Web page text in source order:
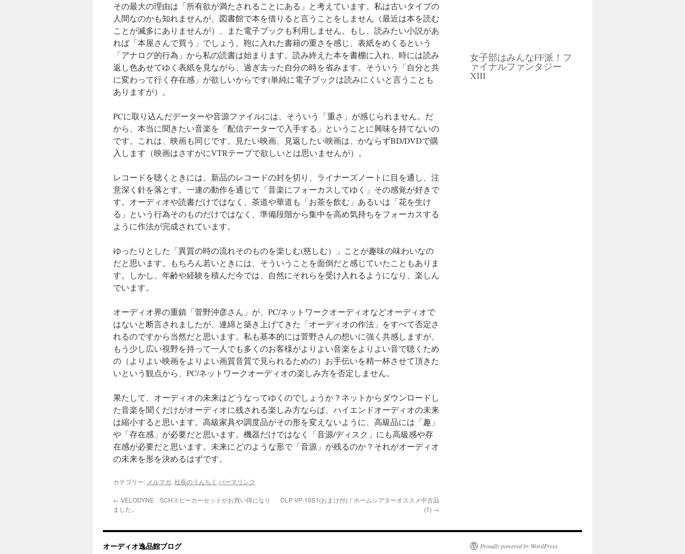
その最大の理由は「所有欲が満たされることにある」と考えています。私は古いタイプの
人間なのかも知れませんが、図書館で本を借りると言うことをしません（最近は本を読む
ことが滅多にありませんが）、また電子ブックも利用しません。もし、読みたい小説があ
れば「本屋さんで買う」でしょう。鞄に入れた書籍の重さを感じ、表紙をめくるという
「アナログ的行為」から私の読書は始まります。読み終えた本を書棚に入れ、時には読み
返し色あせてゆく表紙を見ながら、過ぎ去った自分の時を省みます。そういう「自分と共
に変わって行く存在感」が欲しいからです(単純に電子ブックは読みにくいと言うことも
ありますが）。
PCに取り込んだデーターや音源ファイルには、そういう「重さ」が感じられません。だ
から、本当に聞きたい音楽を「配信データーで入手する」ということに興味を持てないの
です。これは、映画も同じです。見たい映画、見返したい映画は、かならずBD/DVDで購
入します（映画はさすがにVTRテープで欲しいとは思いませんが）。
レコードを聴くときには、新品のレコードの封を切り、ライナーズノートに目を通し、注
意深く針を落とす。一連の動作を通じて「音楽にフォーカスしてゆく」その感覚が好きで
す。オーディオや読書だけではなく、茶道や華道も「お茶を飲む」あるいは「花を生け
る」という行為そのものだけではなく、準備段階から集中を高め気持ちをフォーカスする
ように作法が完成されています。
ゆったりとした「異質の時の流れそのものを楽しむ(慈しむ）」ことが趣味の味わいなの
だと思います。もちろん若いときには、そういうことを面倒だと感じていたこともありま
す。しかし、年齢や経験を積んだ今では、自然にそれらを受け入れるようになり、楽しん
でいます。
オーディオ界の重鎮「菅野沖彦さん」が、PC/ネットワークオーディオなどオーディオで
はないと断言されましたが、連綿と築き上げてきた「オーディオの作法」をすべて否定さ
れるのですから当然だと思います。私も基本的には菅野さんの想いに強く共感しますが、
もう少し広い視野を持って一人でも多くのお客様がよりよい音楽をよりよい音で聴くため
の（よりよい映画をよりよい画質音質で見られるための）お手伝いを精一杯させて頂きた
いという観点から、PC/ネットワークオーディオの楽しみ方を否定しません。
果たして、オーディオの未来はどうなってゆくのでしょうか？ネットからダウンロードし
た音楽を聞くだけがオーディオに残される楽しみ方ならば、ハイエンドオーディオの未来
は縮小すると思います。高級家具や調度品がその形を変えないように、高級品には「趣」
や「存在感」が必要だと思います。機器だけではなく「音源/ディスク」にも高級感や存
在感が必要だと思います。未来にどのような形で「音源」が残るのか？それがオーディオ
の未来を形を決めるはずです。
カテゴリー: メルマガ, 社長のうんちく パーマリンク
← VELODYNE 5CHスピーカーセットがお買い得になり
ました。
DLP VP-10S1(おまけ付)！ホームシアターオススメ中古品
(1) →
女子部はみんなFF派！フ
ァイナルファンタジー
XIII
オーディオ逸品館ブログ Proudly powered by WordPress.